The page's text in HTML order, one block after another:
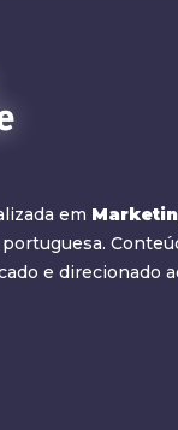
em
e direcionado